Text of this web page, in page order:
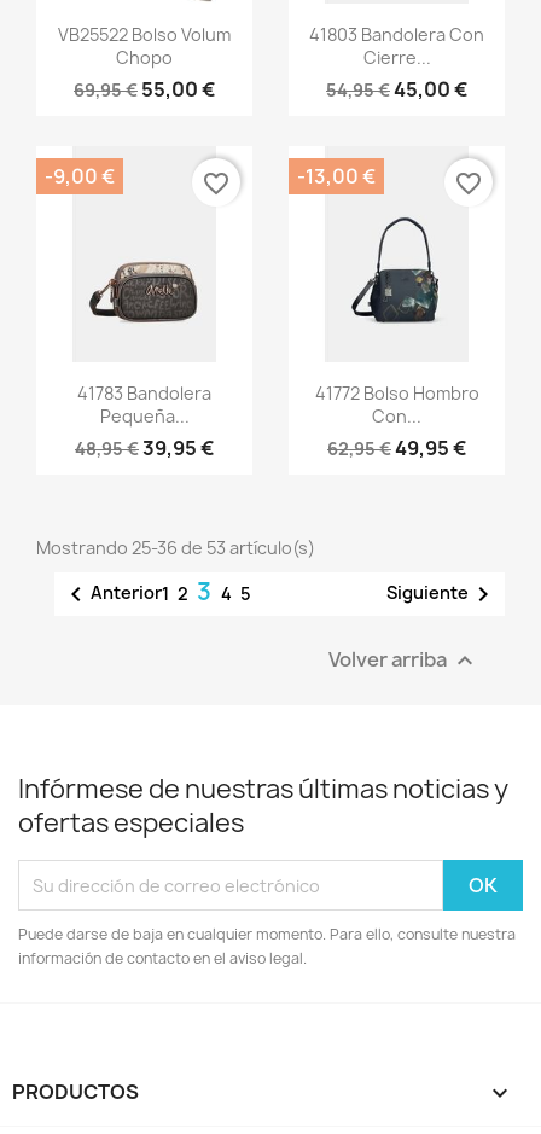
Vista rápida
VB25522 Bolso Volum
Chopo
69,95 € 55,00 €
Vista rápida
41803 Bandolera Con
Cierre...
54,95 €45,00 €
Vista rápida
41783 Bandolera
Pequeña...
48,95 €39,95 €
-9,00 € favorite_border
Vista rápida
41772 Bolso Hombro
Con...
62,95 €49,95 €
-13,00 € favorite_border
Mostrando 25-36 de 53 artículo(s)
 Anterior1 2 3 4 5 Siguiente 
Volver arriba 
Infórmese de nuestras últimas noticias y
ofertas especiales
Puede darse de baja en cualquier momento. Para ello, consulte nuestra
información de contacto en el aviso legal.
PRODUCTOS 